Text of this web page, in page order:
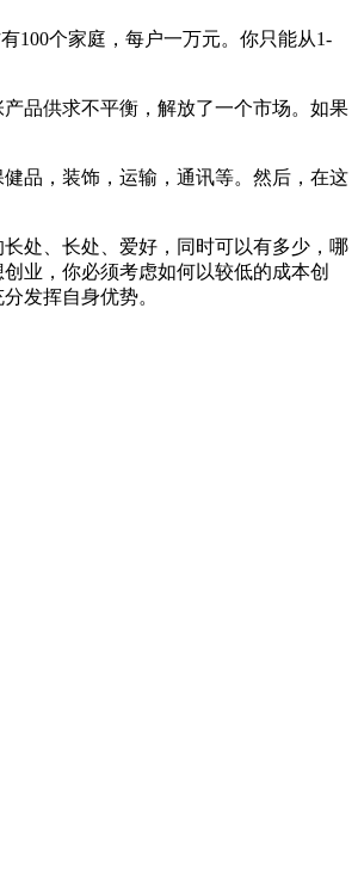
100个家庭，每户一万元。你只能从1-
品供求不平衡，解放了一个市场。如果
品，装饰，运输，通讯等。然后，在这
处、长处、爱好，同时可以有多少，哪
业，你必须考虑如何以较低的成本创
发挥自身优势。